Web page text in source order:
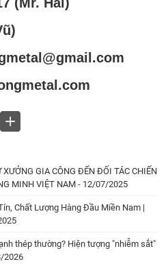
(Mr. Hải)
GIA CÔNG ĐẾN ĐỐI TÁC CHIẾN
MINH VIỆT NAM - 12/07/2025
Chất Lượng Hàng Đầu Miền Nam |
thép thường? Hiện tượng "nhiễm sắt"
2026